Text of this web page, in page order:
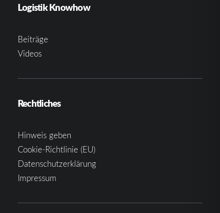
Logistik Knowhow
Beiträge
Videos
Rechtliches
Hinweis geben
Cookie-Richtlinie (EU)
Datenschutzerklärung
Impressum